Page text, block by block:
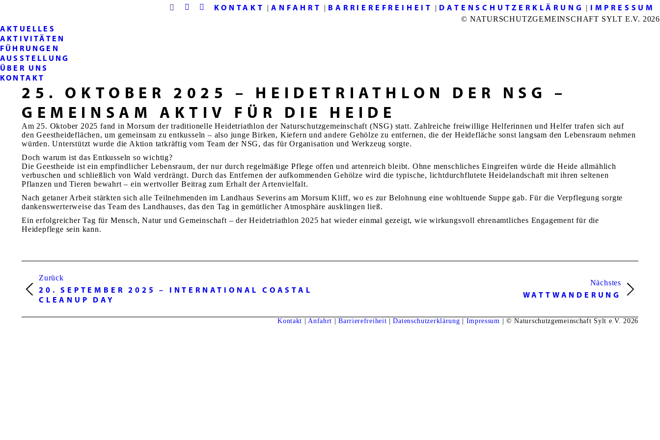
Search:
Instagram
Facebook
KONTAKT |ANFAHRT | BARRIEREFREIHEIT | DATENSCHUTZERKLÄRUNG | IMPRESSUM
© NATURSCHUTZGEMEINSCHAFT SYLT E.V. 2026
AKTUELLES
AKTIVITÄTEN
FÜHRUNGEN
AUSSTELLUNG
ÜBER UNS
KONTAKT
25. OKTOBER 2025 – HEIDETRIATHLON DER NSG –
GEMEINSAM AKTIV FÜR DIE HEIDE
Am 25. Oktober 2025 fand in Morsum der traditionelle Heidetriathlon der Naturschutzgemeinschaft (NSG) statt. Zahlreiche freiwillige Helferinnen und Helfer trafen sich auf
den Geestheideflächen, um gemeinsam zu entkusseln – also junge Birken, Kiefern und andere Gehölze zu entfernen, die der Heidefläche sonst langsam den Lebensraum nehmen
würden. Unterstützt wurde die Aktion tatkräftig vom Team der NSG, das für Organisation und Werkzeug sorgte.
Doch warum ist das Entkusseln so wichtig?
Die Geestheide ist ein empfindlicher Lebensraum, der nur durch regelmäßige Pflege offen und artenreich bleibt. Ohne menschliches Eingreifen würde die Heide allmählich
verbuschen und schließlich von Wald verdrängt. Durch das Entfernen der aufkommenden Gehölze wird die typische, lichtdurchflutete Heidelandschaft mit ihren seltenen
Pflanzen und Tieren bewahrt – ein wertvoller Beitrag zum Erhalt der Artenvielfalt.
Nach getaner Arbeit stärkten sich alle Teilnehmenden im Landhaus Severins am Morsum Kliff, wo es zur Belohnung eine wohltuende Suppe gab. Für die Verpflegung sorgte
dankenswerterweise das Team des Landhauses, das den Tag in gemütlicher Atmosphäre ausklingen ließ.
Ein erfolgreicher Tag für Mensch, Natur und Gemeinschaft – der Heidetriathlon 2025 hat wieder einmal gezeigt, wie wirkungsvoll ehrenamtliches Engagement für die
Heidepflege sein kann.
NAVIGATION
Zurück
Previous
project:
20. SEPTEMBER 2025 – INTERNATIONAL COASTAL
CLEANUP DAY
Nächstes
WATTWANDERUNG
Kontakt |Anfahrt |Barrierefreiheit |Datenschutzerklärung Impressum | © Naturschutzgemeinschaft Sylt e.V. 2026